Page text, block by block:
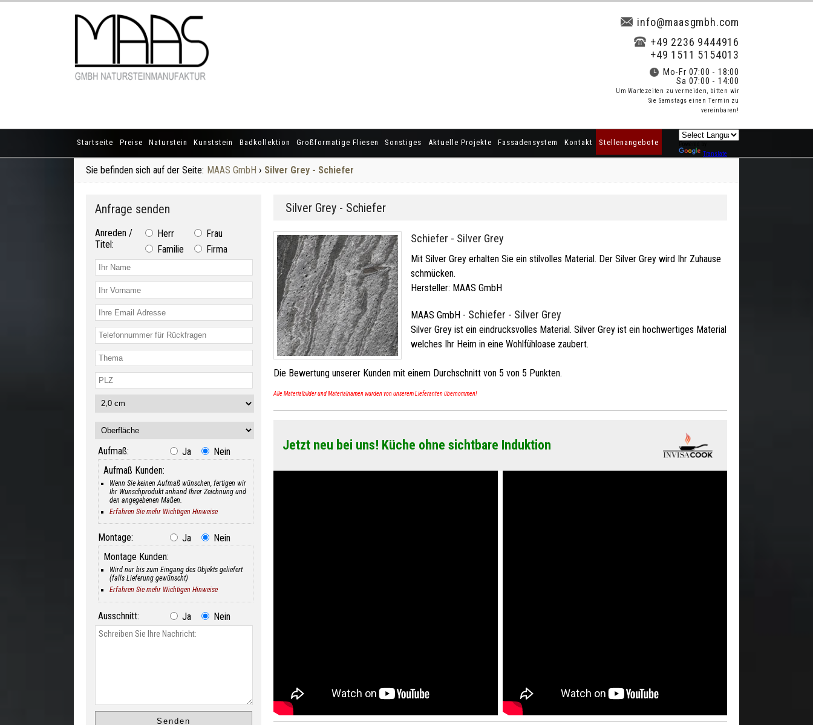
info@maasgmbh.com
+49 2236 9444916
+49 1511 5154013
Mo-Fr 07:00 - 18:00
Sa 07:00 - 14:00
Um Wartezeiten zu vermeiden, bitten wir
Sie Samstags einen Termin zu
vereinbaren!
Startseite Preise Naturstein Kunststein Badkollektion Großformatige Fliesen Sonstiges Aktuelle Projekte Fassadensystem Kontakt Stellenangebote
Translate
Sie befinden sich auf der Seite: MAAS GmbH › Silver Grey - Schiefer
Silver Grey - Schiefer
Schiefer - Silver Grey
Mit Silver Grey erhalten Sie ein stilvolles Material. Der Silver Grey wird Ihr Zuhause
schmücken.
Hersteller: MAAS GmbH
MAAS GmbH - Schiefer - Silver Grey
Silver Grey ist ein eindrucksvolles Material. Silver Grey ist ein hochwertiges Material
welches Ihr Heim in eine Wohlfühloase zaubert.
Die Bewertung unserer Kunden mit einem Durchschnitt von 5 von 5 Punkten.
Alle Materialbilder und Materialnamen wurden von unserem Lieferanten übernommen!
Jetzt neu bei uns! Küche ohne sichtbare Induktion
Anfrage senden
Anreden /
Titel:
Herr
Frau
Familie
Firma
Aufmaß: Ja
Nein
Aufmaß Kunden:
Wenn Sie keinen Aufmaß wünschen, fertigen wir
Ihr Wunschprodukt anhand Ihrer Zeichnung und
den angegebenen Maßen.
Erfahren Sie mehr Wichtigen Hinweise
Montage: Ja
Nein
Montage Kunden:
Wird nur bis zum Eingang des Objekts geliefert
(falls Lieferung gewünscht)
Erfahren Sie mehr Wichtigen Hinweise
Ausschnitt: Ja Nein